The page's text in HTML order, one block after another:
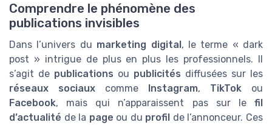
Comprendre le phénomène des
publications invisibles
Dans l’univers du marketing digital, le terme « dark
post » intrigue de plus en plus les professionnels. Il
s’agit de publications ou publicités diffusées sur les
réseaux sociaux comme Instagram, TikTok ou
Facebook, mais qui n’apparaissent pas sur le fil
d’actualité de la page ou du profil de l’annonceur. Ces